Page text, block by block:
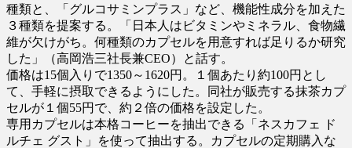
種類と、「グルコサミンプラス」など、機能性成分を加えた
３種類を提案する。「日本人はビタミンやミネラル、食物繊
維が欠けがち。何種類のカプセルを用意すれば足りるか研究
した」（高岡浩三社長兼CEO）と話す。
価格は15個入りで1350～1620円。１個あたり約100円とし
て、手軽に摂取できるようにした。同社が販売する抹茶カプ
セルが１個55円で、約２倍の価格を設定した。
専用カプセルは本格コーヒーを抽出できる「ネスカフェ ド
ルチェ グスト」を使って抽出する。カプセルの定期購入な